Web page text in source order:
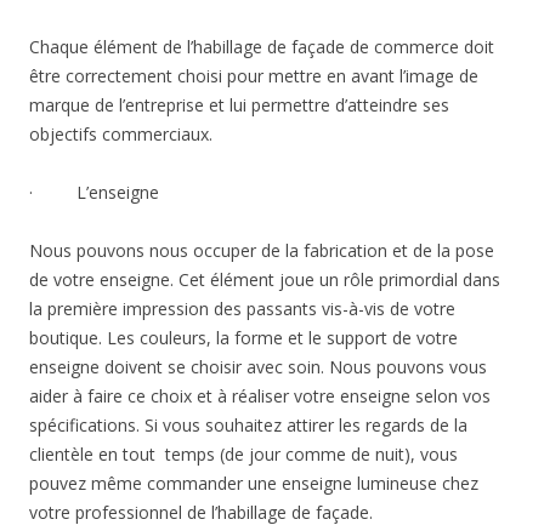
Chaque élément de l’habillage de façade de commerce doit
être correctement choisi pour mettre en avant l’image de
marque de l’entreprise et lui permettre d’atteindre ses
objectifs commerciaux.
· L’enseigne
Nous pouvons nous occuper de la fabrication et de la pose
de votre enseigne. Cet élément joue un rôle primordial dans
la première impression des passants vis-à-vis de votre
boutique. Les couleurs, la forme et le support de votre
enseigne doivent se choisir avec soin. Nous pouvons vous
aider à faire ce choix et à réaliser votre enseigne selon vos
spécifications. Si vous souhaitez attirer les regards de la
clientèle en tout temps (de jour comme de nuit), vous
pouvez même commander une enseigne lumineuse chez
votre professionnel de l’habillage de façade.